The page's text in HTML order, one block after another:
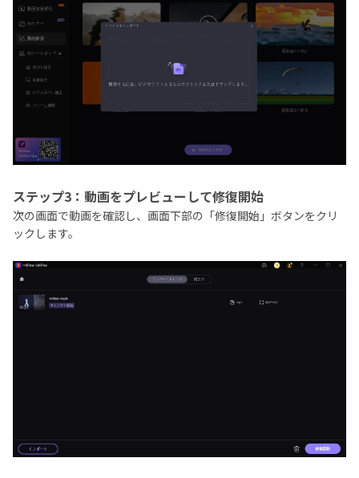
ステップ3：動画をプレビューして修復開始
次の画面で動画を確認し、画面下部の「修復開始」ボタンをクリ
ックします。